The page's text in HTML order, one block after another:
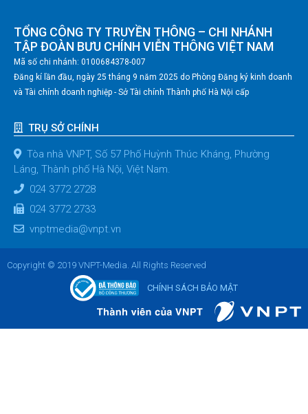
TỔNG CÔNG TY TRUYỀN THÔNG – CHI NHÁNH
TẬP ĐOÀN BƯU CHÍNH VIỄN THÔNG VIỆT NAM
Mã số chi nhánh: 0100684378-007
Đăng kí lần đầu, ngày 25 tháng 9 năm 2025 do Phòng Đăng ký kinh doanh
và Tài chính doanh nghiệp - Sở Tài chính Thành phố Hà Nội cấp
TRỤ SỞ CHÍNH
Tòa nhà VNPT, Số 57 Phố Huỳnh Thúc Kháng, Phường
Láng, Thành phố Hà Nội, Việt Nam.
024 3772 2728
024 3772 2733
vnptmedia@vnpt.vn
Copyright © 2019 VNPT-Media. All Rights Reserved
CHÍNH SÁCH BẢO MẬT